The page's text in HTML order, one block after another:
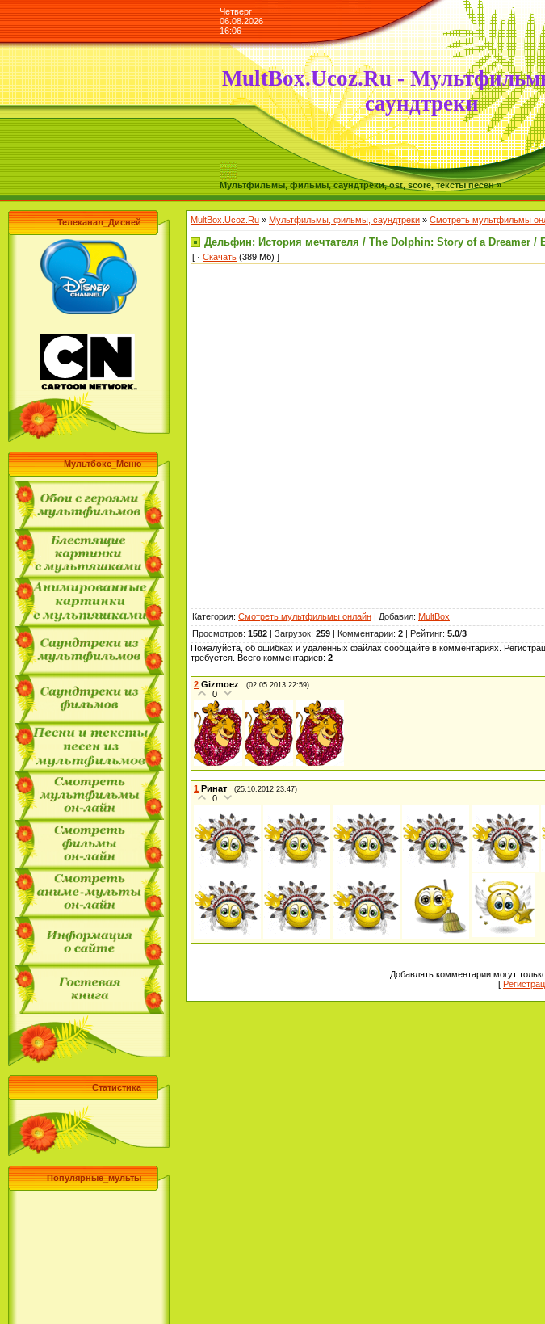
Четверг
06.08.2026
16:06
MultBox.Ucoz.Ru -
саундтреки
Мультфильмы, фильмы, саундтреки, ost, score, тексты песен »
Телеканал_Дисней
Мультбокс_Меню
Статистика
Популярные_мульты
MultBox.Ucoz.Ru » Мультфильмы, фильмы, саундтреки » Смотреть мультфильмы
Дельфин: История мечтателя / The Dolphin: Story of a Dreamer /
[ · Скачать (389 Мб) ]
Категория: Смотреть мультфильмы онлайн | Добавил: MultBox
Просмотров: 1582 | Загрузок: 259 | Комментарии: 2 | Рейтинг: 5.0/3
Пожалуйста, об ошибках и удаленных файлах сообщайте в комментариях.
требуется. Всего комментариев: 2
2 Gizmoez (02.05.2013 22:59)
0
1 Ринат (25.10.2012 23:47)
0
Добавлять комментарии могут
[